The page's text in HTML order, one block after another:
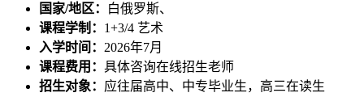
国家/地区：
白俄罗斯、
课程学制： 1+3/4 艺术
入学时间： 2026年7月
课程费用： 具体咨询在线招生老师
招生对象： 应往届高中、中专毕业生，高三在读生